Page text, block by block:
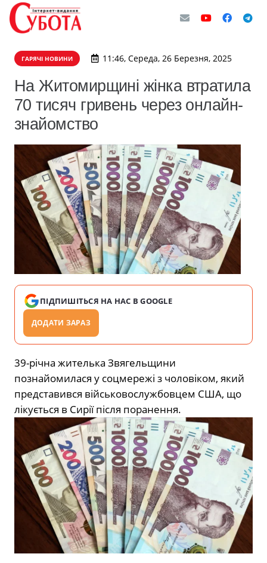
ГАРЯЧІ НОВИНИ 11:46, Середа, 26 Березня, 2025
На Житомирщині жінка втратила
70 тисяч гривень через онлайн-
знайомство
ПІДПИШІТЬСЯ НА НАС В GOOGLE
ДОДАТИ ЗАРАЗ
39-річна жителька Звягельщини
познайомилася у соцмережі з чоловіком, який
представився військовослужбовцем США, що
лікується в Сирії після поранення.